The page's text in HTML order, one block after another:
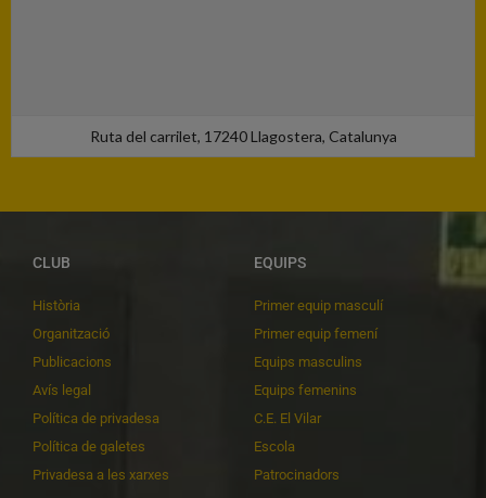
Ruta del carrilet, 17240 Llagostera, Catalunya
CLUB
Història
Organització
Publicacions
Avís legal
Política de privadesa
Política de galetes
Privadesa a les xarxes
EQUIPS
Primer equip masculí
Primer equip femení
Equips masculins
Equips femenins
C.E. El Vilar
Escola
Patrocinadors